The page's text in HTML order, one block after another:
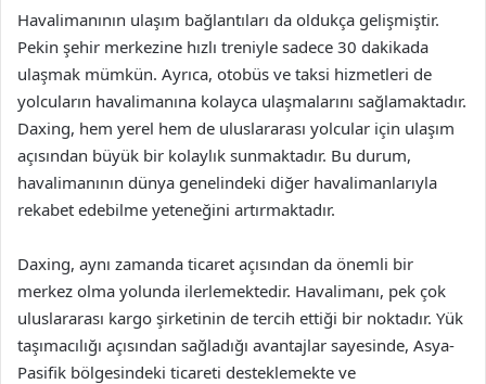
Havalimanının ulaşım bağlantıları da oldukça gelişmiştir.
Pekin şehir merkezine hızlı treniyle sadece 30 dakikada
ulaşmak mümkün. Ayrıca, otobüs ve taksi hizmetleri de
yolcuların havalimanına kolayca ulaşmalarını sağlamaktadır.
Daxing, hem yerel hem de uluslararası yolcular için ulaşım
açısından büyük bir kolaylık sunmaktadır. Bu durum,
havalimanının dünya genelindeki diğer havalimanlarıyla
rekabet edebilme yeteneğini artırmaktadır.
Daxing, aynı zamanda ticaret açısından da önemli bir
merkez olma yolunda ilerlemektedir. Havalimanı, pek çok
uluslararası kargo şirketinin de tercih ettiği bir noktadır. Yük
taşımacılığı açısından sağladığı avantajlar sayesinde, Asya-
Pasifik bölgesindeki ticareti desteklemekte ve